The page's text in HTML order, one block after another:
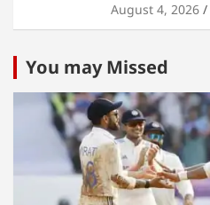
August 4, 2026
You may Missed